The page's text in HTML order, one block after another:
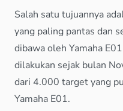
Salah satu tujuannya
yang paling pantas dan
dibawa oleh Yamaha
dilakukan sejak bulan
dari 4.000 target yang
Yamaha E01.